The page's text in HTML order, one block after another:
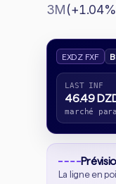
3M
EXDZ FXF
LAST INF
46.49
marché
La ligne en